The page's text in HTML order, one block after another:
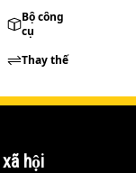
Bộ công
cụ
Thay thế
hội